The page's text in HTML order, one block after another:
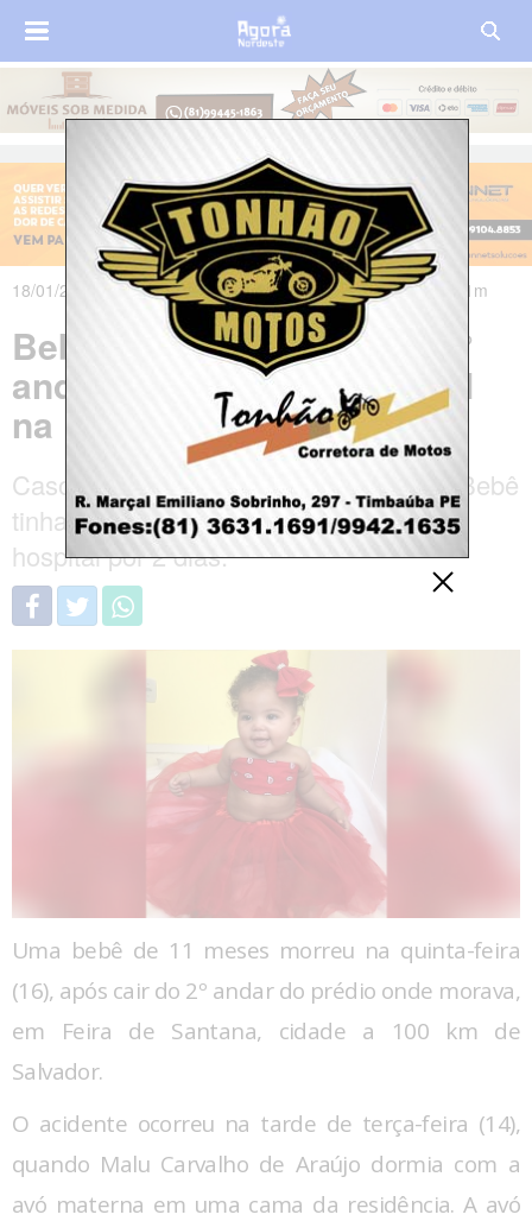
18/01/2020 às 07h28m - Atualizado em 18/01/2020 às 08h11m
Bebê morre após cair do 2°
andar de prédio residencial
na Bahia
Caso aconteceu em Feira de Santana. Bebê
tinha 11 meses e ficou internada em
hospital por 2 dias.
Uma bebê de 11 meses morreu na quinta-feira
(16), após cair do 2º andar do prédio onde morava,
em Feira de Santana, cidade a 100 km de
Salvador.
O acidente ocorreu na tarde de terça-feira (14),
quando Malu Carvalho de Araújo dormia com a
avó materna em uma cama da residência. A avó